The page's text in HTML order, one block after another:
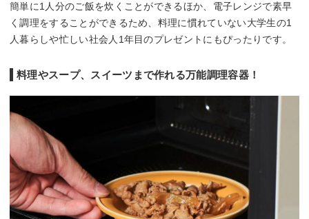
簡単に1人分のご飯を炊くことができるほか、電子レンジで素早
く調理をすることができるため、料理に慣れていない大学生の1
人暮らしや忙しい社会人1年目のプレゼントにもぴったりです。
料理やスープ、スイーツまで作れる万能調理容器！